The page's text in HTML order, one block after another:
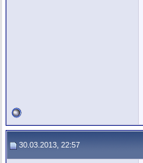
30.03.2013, 22:57